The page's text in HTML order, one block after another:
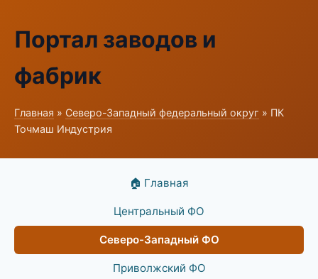
Портал заводов и
фабрик
Главная » Северо-Западный федеральный округ » ПК
Точмаш Индустрия
🏠 Главная
Центральный ФО
Северо-Западный ФО
Приволжский ФО